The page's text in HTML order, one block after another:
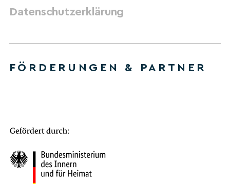
Datenschutzerklärung
FÖRDERUNGEN & PARTNER